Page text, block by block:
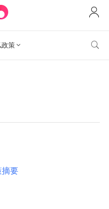
政策  
摘要